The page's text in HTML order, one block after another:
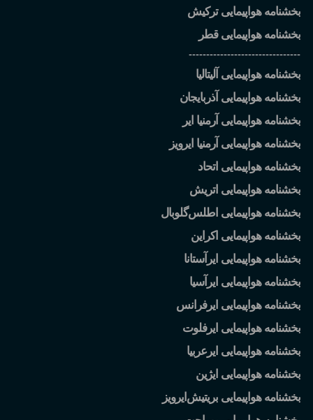
بخشنامه هواپیمایی ترکیش
بخشنامه هواپیمایی قطر
--------------------------------
بخشنامه هواپیمایی آلیتالیا
بخشنامه هواپیمایی آذربایجان
بخشنامه هواپیمایی آرمنیا ایر
بخشنامه هواپیمایی آرمنیا ایرویز
بخشنامه هواپیمایی اتحاد
بخشنامه هواپیمایی اتریش
بخشنامه هواپیمایی اطلسگلوبال
بخشنامه هواپیمایی اکراین
بخشنامه هواپیمایی ایرآستانا
بخشنامه هواپیمایی ایرآسیا
بخشنامه هواپیمایی ایرفرانس
بخشنامه هواپیمایی ایرفلوت
بخشنامه هواپیمایی ایرعربیا
بخشنامه هواپیمایی ایژین
بخشنامه هواپیمایی بریتیش ایرویز